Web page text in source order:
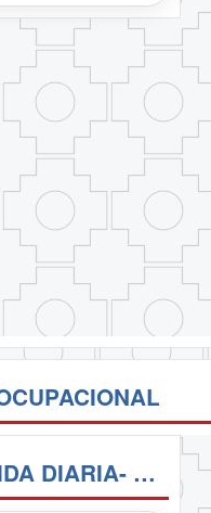
ACTIVIDADES DE LA VIDA DIARIA- PEDRO MORUNO